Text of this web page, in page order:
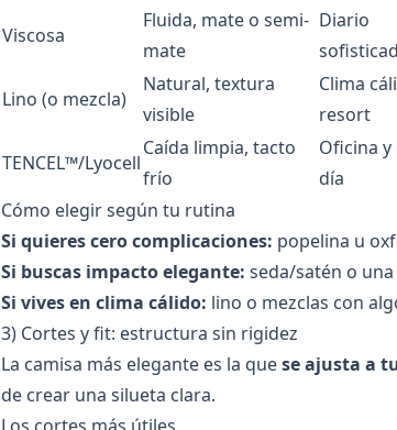
Viscosa
Fluida, mate o semi-
mate
Diario
Lino (o mezcla)
Natural, textura
visible
Clima
resort
TENCEL™/Lyocell
Caída limpia, tacto
frío
Oficina y
día
Cómo elegir según tu rutina
Si quieres cero complicaciones: popelina u
Si buscas impacto elegante: seda/satén o
Si vives en clima cálido: lino o mezclas con
3) Cortes y fit: estructura sin rigidez
La camisa más elegante es la quese ajusta a
de crear una silueta clara.